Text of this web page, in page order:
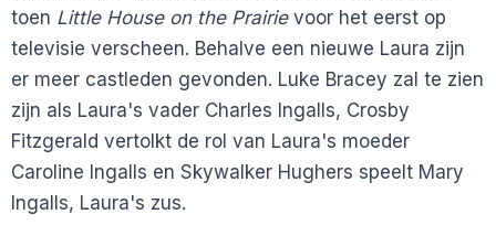
toen Little House on the Prairievoor het eerst op
televisie verscheen. Behalve een nieuwe Laura zijn
er meer castleden gevonden. Luke Bracey zal te zien
zijn als Laura's vader Charles Ingalls, Crosby
Fitzgerald vertolkt de rol van Laura's moeder
Caroline Ingalls en Skywalker Hughers speelt Mary
Ingalls, Laura's zus.